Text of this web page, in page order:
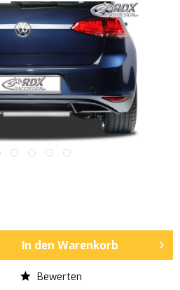
In den Warenkorb
Bewerten